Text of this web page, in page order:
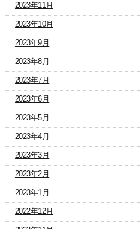
2023年11月
2023年10月
2023年9月
2023年8月
2023年7月
2023年6月
2023年5月
2023年4月
2023年3月
2023年2月
2023年1月
2022年12月